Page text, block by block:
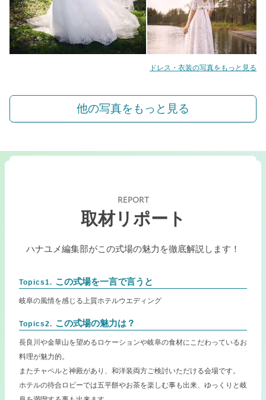
ドレス・衣装の写真をもっと見る
他の写真をもっと見る
REPORT
取材リポート
ハナユメ編集部がこの式場の魅力を徹底解説します！
Topics1. この式場を一言で言うと
岐阜の風情を感じる上質ホテルウエディング
Topics2. この式場の魅力は？
長良川や金華山を望めるロケーションや岐阜の食材にこだわっているお
料理が魅力的。
またチャペルと神殿があり、和洋装両方ご検討いただける会場です。
ホテルの待合ロビーでは五平餅やお茶を楽しむ事も出来、ゆっくりと岐